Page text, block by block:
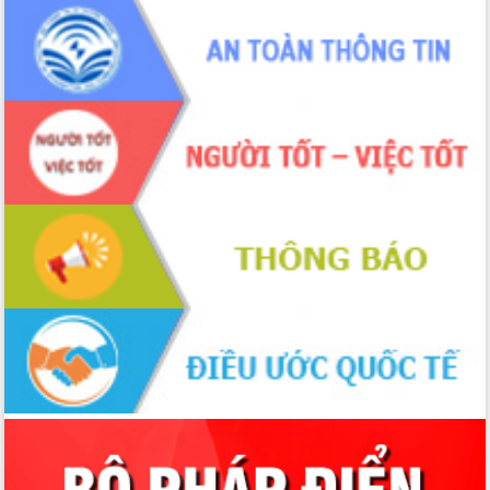
sầu riêng tại Đắk Lắk
Trình diễn nghệ thuật chế biến các
món ăn từ sầu riêng
Đắk Lắk công bố Quy hoạch và xúc
tiến đầu tư tỉnh
Ngành cá ngừ Đắk Lắk chủ động thích
ứng để giữ vững thị trường xuất khẩu
Diễn đàn Kinh tế tư nhân Việt Nam đột
phá cơ chế - Hợp tác công tư
Đề án 06 tạo bước ngoặt đột phá trong
cải cách hành chính tỉnh Đắk Lắk
Kết nối tour, đẩy mạnh chuyển đổi số
để phát triển du lịch Đắk Lắk
Khởi động Dự án Đầu tư xây dựng hạ
tầng kỹ thuật Cụm công nghiệp Tân
Tiến
Gặp mặt các cơ quan báo chí nhân Kỷ
niệm 101 năm Ngày Báo chí Cách
Đắk Lắk sơ kết 4 năm triển khai thực